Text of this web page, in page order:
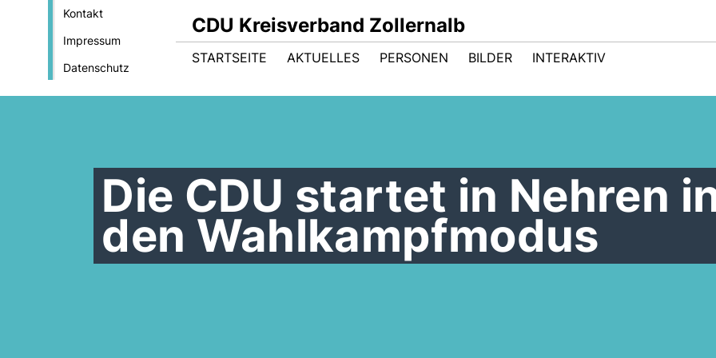
Kontakt
Impressum
Datenschutz
CDU Kreisverband Zollernalb
STARTSEITE AKTUELLES PERSONEN BILDER INTERAKTIV
Die CDU startet in Nehren
den Wahlkampfmodus